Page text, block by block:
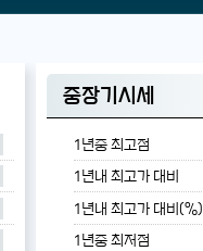
중장기시세
1년중 최고점
1년내 최고가 대비
1년내 최고가 대비(%)
1년중 최저점